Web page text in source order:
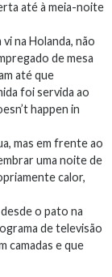
até à meia-noite
na Holanda, não
de mesa
até que
foi servida ao
happen in
mas em frente ao
uma noite de
calor,
o pato na
de televisão
camadas e que